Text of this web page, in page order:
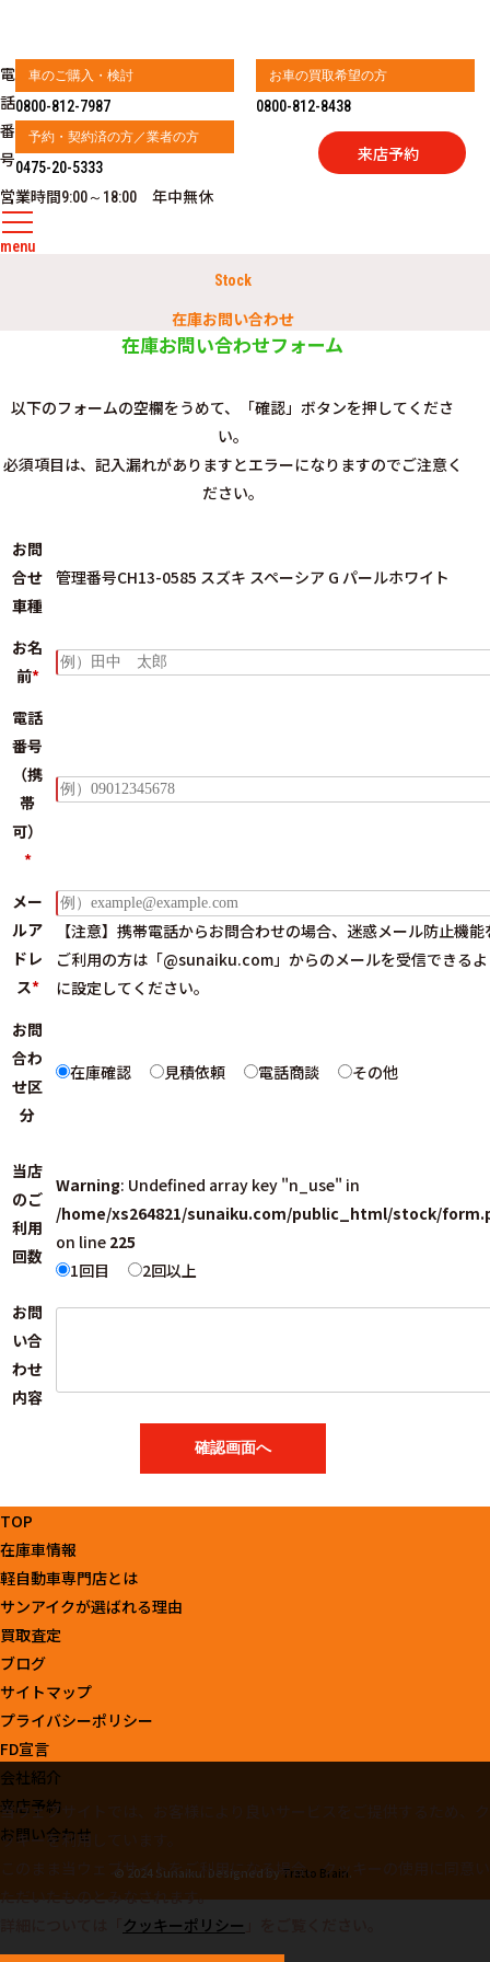
電
話
番
号
車のご購入・検討
0800-812-7987
お車の買取希望の方
0800-812-8438
予約・契約済の方／業者の方
0475-20-5333
営業時間9:00～18:00 年中無休
来店予約
menu
在庫お問い合わせ
Stock
在庫お問い合わせフォーム
以下のフォームの空欄をうめて、「確認」ボタンを押してくださ
い。
必須項目は、記入漏れがありますとエラーになりますのでご注意く
ださい。
お問
合せ
車種
管理番号CH13-0585 スズキ スペーシア G パールホワイト
お名
前*
電話
番号
（携
帯
可）
*
メー
ルア
ドレ
ス*
【注意】携帯電話からお問合わせの場合、迷惑メール防止機能
ご利用の方は 「@sunaiku.com」からのメールを受信できる
に設定してください。
お問
合わ
せ区
分
在庫確認 見積依頼 電話商談 その他
当店
のご
利用
回数
Warning: Undefined array key "n_use" in
/home/xs264821/sunaiku.com/public_html/stock/
on line 225
1回目
2回以上
お問
い合
わせ
内容
TOP
在庫車情報
軽自動車専門店とは
サンアイクが選ばれる理由
買取査定
ブログ
サイトマップ
プライバシーポリシー
FD宣言
会社紹介
来店予約
お問い合わせ
© 2024 Sunaiku. Designed by Tratto Brain.
当ウェブサイトでは、お客様により良いサービスをご提供するため、ク
ッキーを利用しています。
このまま当ウェブサイトをご利用になる場合、クッキーの使用に同意い
ただいたものとみなされます。
クッキーポリシー